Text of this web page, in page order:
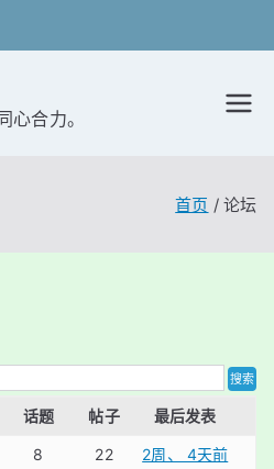
心合力。
首页 论坛
话题 帖子 最后发表
8 22
2周、 4天前